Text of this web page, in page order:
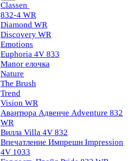
Classen
832-4 WR
Diamond WR
Discovery WR
Emotions
Euphoria 4V 833
Manor елочка
Nature
The Brush
Trend
Vision WR
Авантюра Адвенче Adventure 832
WR
Вилла Villa 4V 832
Впечатление Импрешн Impression
4V 1033